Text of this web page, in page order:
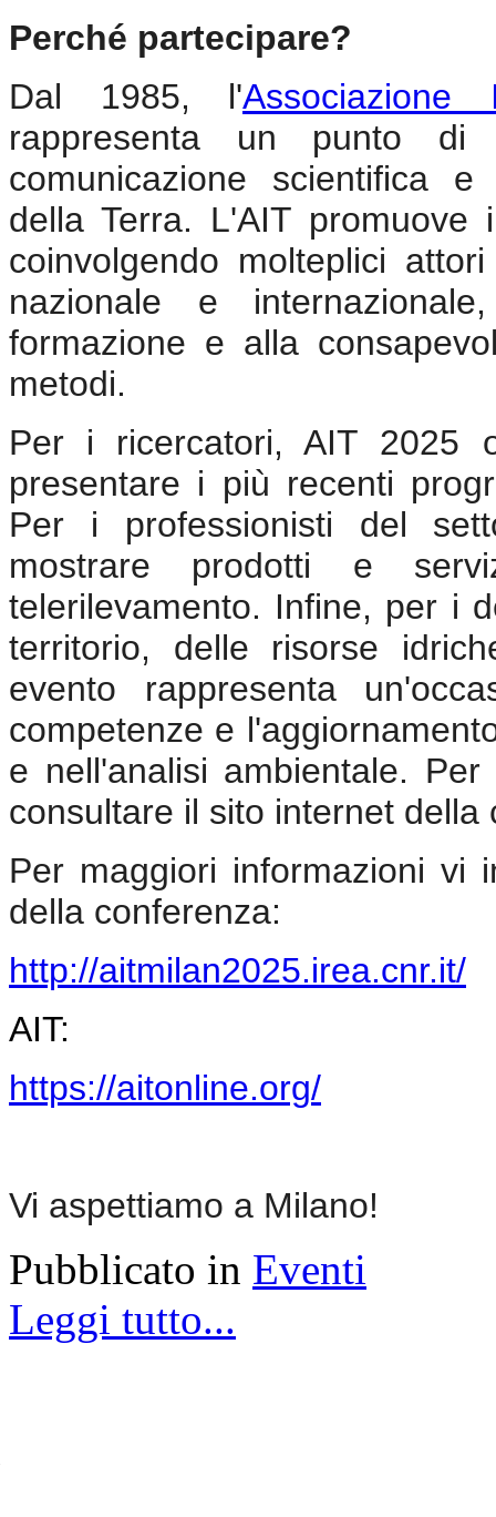
Perché partecipare?
Dal 1985, l'
rappresenta un punto di
comunicazione scientifica
della Terra. L'AIT
coinvolgendo molteplici
nazionale e
formazione e alla
metodi.
Per i ricercatori, AIT 2025
presentare i più recenti
Per i professionisti del
mostrare prodotti e
telerilevamento. Infine, per i
territorio, delle risorse
evento rappresenta
competenze e
e nell'analisi ambientale.
consultare il sito internet della
Per maggiori informazioni vi
della conferenza:
http://aitmilan2025.irea.cnr.it/
AIT:
https://aitonline.org/
Vi aspettiamo a Milano!
Pubblicato in Eventi
Leggi tutto...